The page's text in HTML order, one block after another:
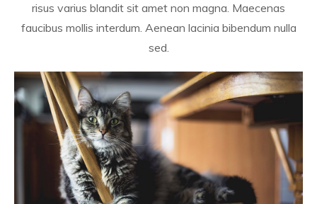
risus varius blandit sit amet non magna. Maecenas
faucibus mollis interdum. Aenean lacinia bibendum nulla
sed.